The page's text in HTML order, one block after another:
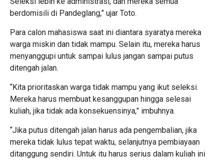
berdomisili di Pandeglang,” ujar Toto.
Para calon mahasiswa saat ini diantara syaratya mereka
warga miskin dan tidak mampu. Selain itu, mereka harus
menyanggupi untuk sampai lulus jangan sampai putus
ditengah jalan.
“Kita prioritaskan warga tidak mampu yang ikut seleksi.
Mereka harus membuat kesanggupan hingga selesai
kuliah, jika tidak ada konsekuensinya,” imbuhnya.
“Jika putus ditengah jalan harus ada pengembalian, jika
mereka tidak lulus tepat waktu, selanjutnya pembiayaan
ditanggung sendiri. Untuk itu harus serius dalam kuliah ini